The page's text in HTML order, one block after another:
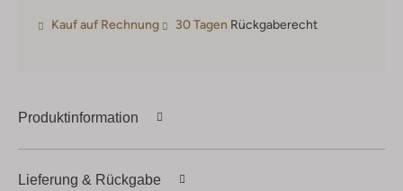
Kauf auf Rechnung 30 Tagen Rückgaberecht
Produktinformation
Lieferung & Rückgabe